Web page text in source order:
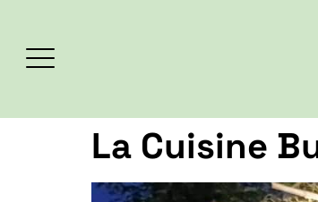
La Cuisine